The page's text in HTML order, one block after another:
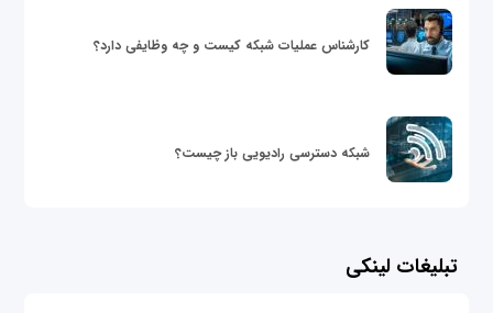
کارشناس عملیات شبکه کیست و چه وظایفی دارد؟
شبکه دسترسی رادیویی باز چیست؟
تبلیغات لینکی